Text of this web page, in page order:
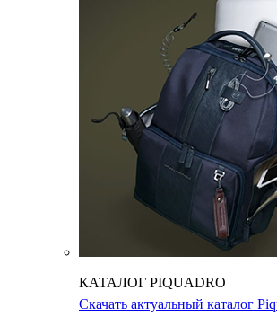
КАТАЛОГ PIQUADRO
Скачать актуальный каталог